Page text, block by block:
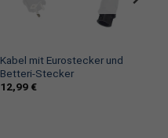
Kabel mit Eurostecker und
Betteri-Stecker
12,99 €